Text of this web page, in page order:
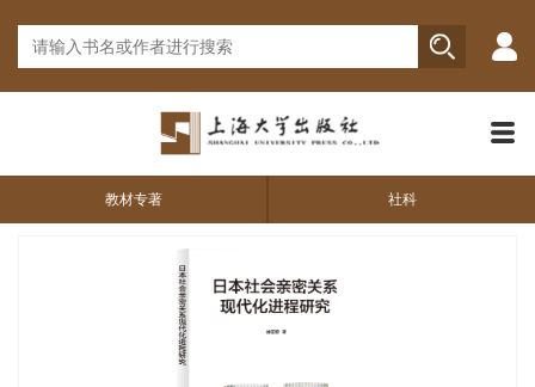
教材专著 社科